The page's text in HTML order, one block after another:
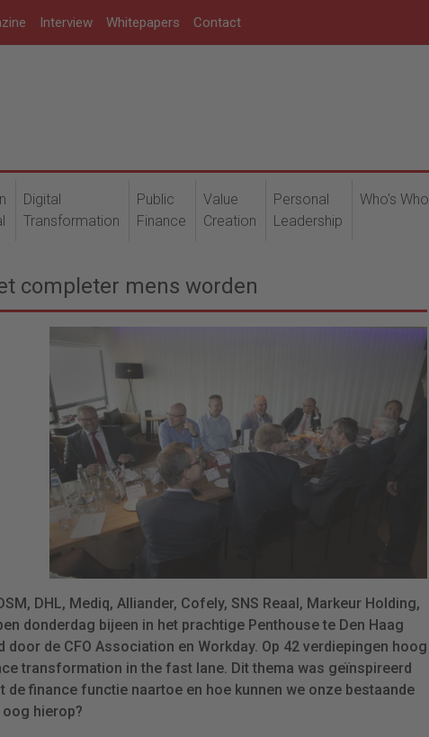
Interview Whitepapers Contact
Digital
Transformation
Public
Finance
Value
Creation
Personal
Leadership
Who's Who
completer mens worden
DHL, Mediq, Alliander, Cofely, SNS Reaal, Markeur Holding,
donderdag bijeen in het prachtige Penthouse te Den Haag
de CFO Association en Workday. Op 42 verdiepingen hoog
transformation in the fast lane. Dit thema was geïnspireerd
de finance functie naartoe en hoe kunnen we onze bestaande
hierop?